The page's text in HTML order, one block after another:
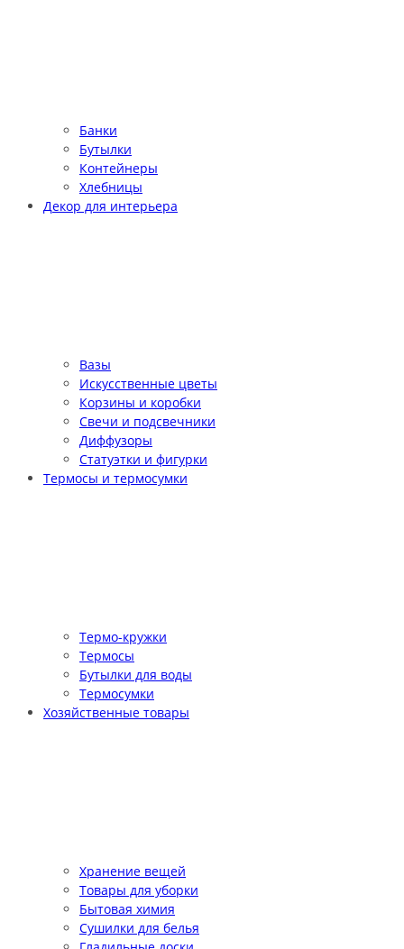
Банки
Бутылки
Контейнеры
Хлебницы
Декор для интерьера
Вазы
Искусственные цветы
Корзины и коробки
Свечи и подсвечники
Диффузоры
Статуэтки и фигурки
Термосы и термосумки
Термо-кружки
Термосы
Бутылки для воды
Термосумки
Хозяйственные товары
Хранение вещей
Товары для уборки
Бытовая химия
Сушилки для белья